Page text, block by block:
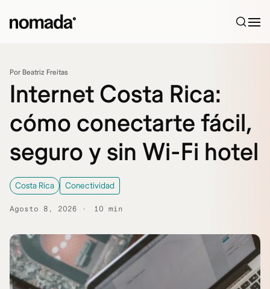
Por Beatriz Freitas
Internet Costa Rica:
cómo conectarte fácil,
seguro y sin Wi-Fi hotel
Costa Rica Conectividad
Agosto 8, 2026 10 min